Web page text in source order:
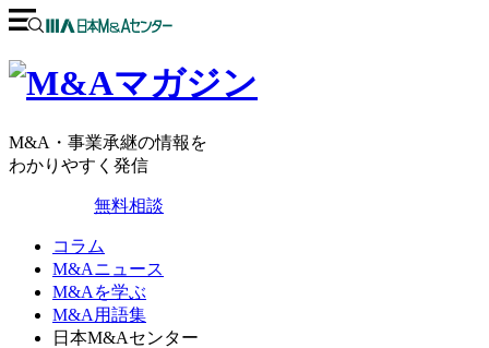
M&A・事業承継の情報を
わかりやすく発信
無料相談
コラム
M&Aニュース
M&Aを学ぶ
M&A用語集
日本M&Aセンター